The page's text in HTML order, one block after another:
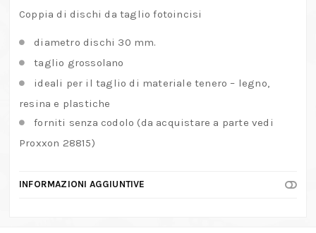
Taglio
quantità
Coppia di dischi da taglio fotoincisi
diametro dischi 30 mm.
taglio grossolano
ideali per il taglio di materiale tenero – legno,
resina e plastiche
forniti senza codolo (da acquistare a parte vedi
Proxxon 28815)
INFORMAZIONI AGGIUNTIVE